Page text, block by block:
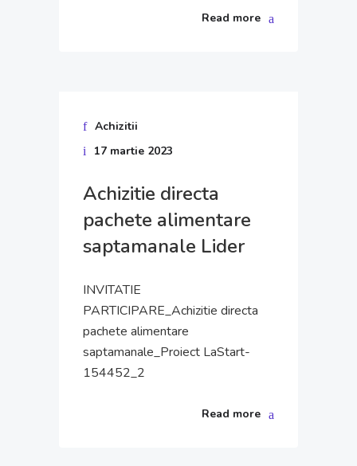
Read more
Achizitii
17 martie 2023
Achizitie directa
pachete alimentare
saptamanale Lider
INVITATIE
PARTICIPARE_Achizitie directa
pachete alimentare
saptamanale_Proiect LaStart-
154452_2
Read more